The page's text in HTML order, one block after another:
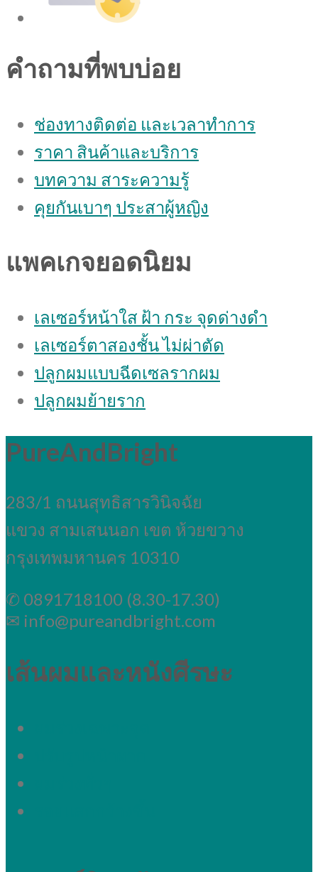
คำถามที่พบบ่อย
ช่องทางติดต่อ และเวลาทำการ
ราคา สินค้าและบริการ
บทความ สาระความรู้
คุยกันเบาๆ ประสาผู้หญิง
แพคเกจยอดนิยม
เลเซอร์หน้าใส ฝ้า กระ จุดด่างดํา
เลเซอร์ตาสองชั้น ไม่ผ่าตัด
ปลูกผมแบบฉีดเซลรากผม
ปลูกผมย้ายราก
PureAndBright
283/1 ถนนสุทธิสารวินิจฉัย
แขวง สามเสนนอก เขต ห้วยขวาง
กรุงเทพมหานคร 10310
✆ 0891718100 (8.30-17.30)
✉ info@pureandbright.com
เส้นผมและหนังศีรษะ